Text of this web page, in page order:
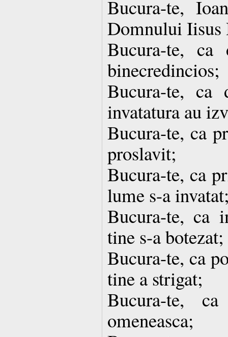
Bucura-te,
Domnului Iisus
Bucura-te,
binecredincios;
Bucura-te,
invatatura au
Bucura-te, ca
proslavit;
Bucura-te, ca
lume s-a
Bucura-te, ca
tine s-a botezat;
Bucura-te, ca
tine a strigat;
Bucura-te,
omeneasca;